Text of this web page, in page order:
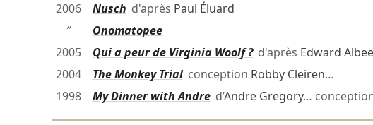
2006
Nusch d'après Paul Éluard
″
Onomatopee
2005
Qui a peur de Virginia Woolf ?d'après Edward Albee
2004
The Monkey Trialconception Robby Cleiren…
1998
My Dinner with Andred’Andre Gregory…